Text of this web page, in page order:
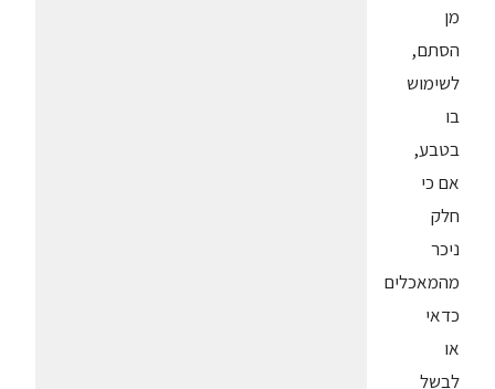
מן
הסתם,
לשימוש
בו
בטבע,
אם כי
חלק
ניכר
מהמאכלים
כדאי
או
לבשל